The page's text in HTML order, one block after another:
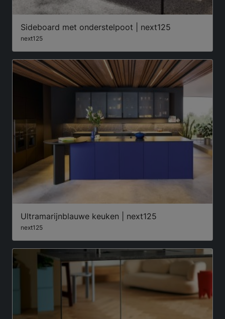
Sideboard met onderstelpoot | next125
next125
Ultramarijnblauwe keuken | next125
next125